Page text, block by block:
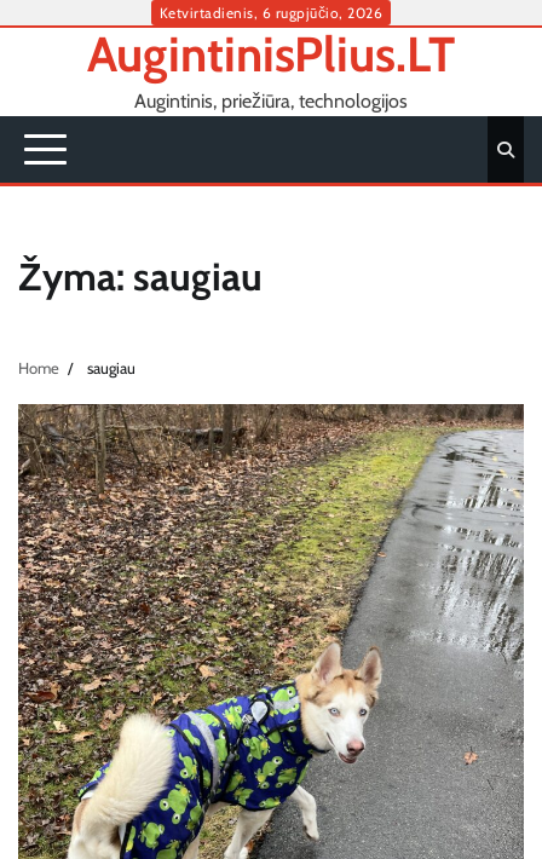
Ketvirtadienis, 6 rugpjūčio, 2026
AugintinisPlius.LT
Augintinis, priežiūra, technologijos
Žyma: saugiau
Home saugiau